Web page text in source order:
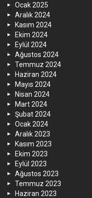
Ocak 2025
Aralık 2024
Kasım 2024
Ekim 2024
Eylül 2024
Ağustos 2024
Temmuz 2024
Haziran 2024
Mayıs 2024
Nisan 2024
Mart 2024
Şubat 2024
Ocak 2024
Aralık 2023
Kasım 2023
Ekim 2023
Eylül 2023
Ağustos 2023
Temmuz 2023
Haziran 2023